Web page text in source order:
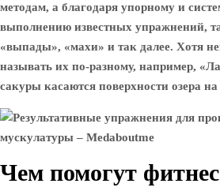
методам, а благодаря упорному и
выполнению известных упражнений,
«выпады», «махи» и так далее. Хотя
называть их по-разному, например,
сакуры касаются поверхности озера на
Чем помогут